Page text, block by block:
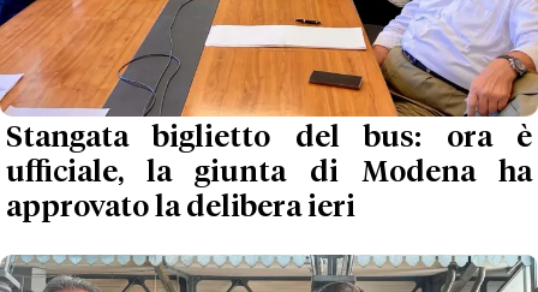
Stangata biglietto del bus: ora è
ufficiale, la giunta di Modena ha
approvato la delibera ieri